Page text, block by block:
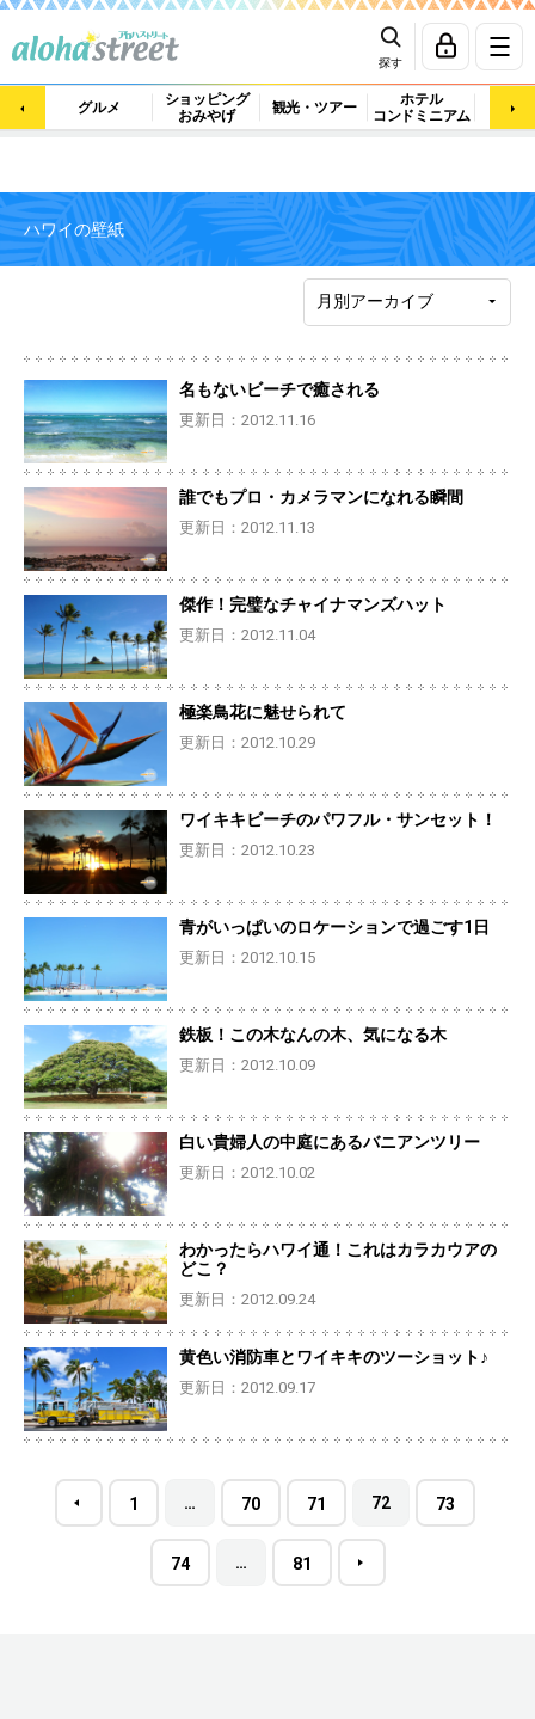
探す
グルメ
ショッピング
おみやげ
観光・ツアー
ホテル
コンドミニアム
マッ
ハワイの壁紙
名もないビーチで癒される
更新日：2012.11.16
誰でもプロ・カメラマンになれる瞬間
更新日：2012.11.13
傑作！完璧なチャイナマンズハット
更新日：2012.11.04
極楽鳥花に魅せられて
更新日：2012.10.29
ワイキキビーチのパワフル・サンセット！
更新日：2012.10.23
青がいっぱいのロケーションで過ごす1日
更新日：2012.10.15
鉄板！この木なんの木、気になる木
更新日：2012.10.09
白い貴婦人の中庭にあるバニアンツリー
更新日：2012.10.02
わかったらハワイ通！これはカラカウアの
どこ？
更新日：2012.09.24
黄色い消防車とワイキキのツーショット♪
更新日：2012.09.17
1 … 70 71 72 73
74 … 81